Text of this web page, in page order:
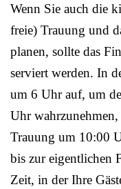
Wenn Sie auch die
freie) Trauung und
planen, sollte das
serviert werden. In
um 6 Uhr auf, um
Uhr
Trauung um 10:00
bis zur eigentlichen
Zeit, in der Ihre